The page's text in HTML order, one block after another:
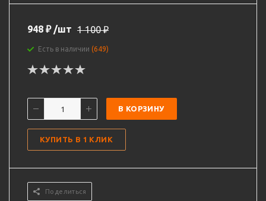
948 ₽ /шт 1 100₽
Есть в наличии (649)
В КОРЗИНУ
КУПИТЬ В 1 КЛИК
Поделиться